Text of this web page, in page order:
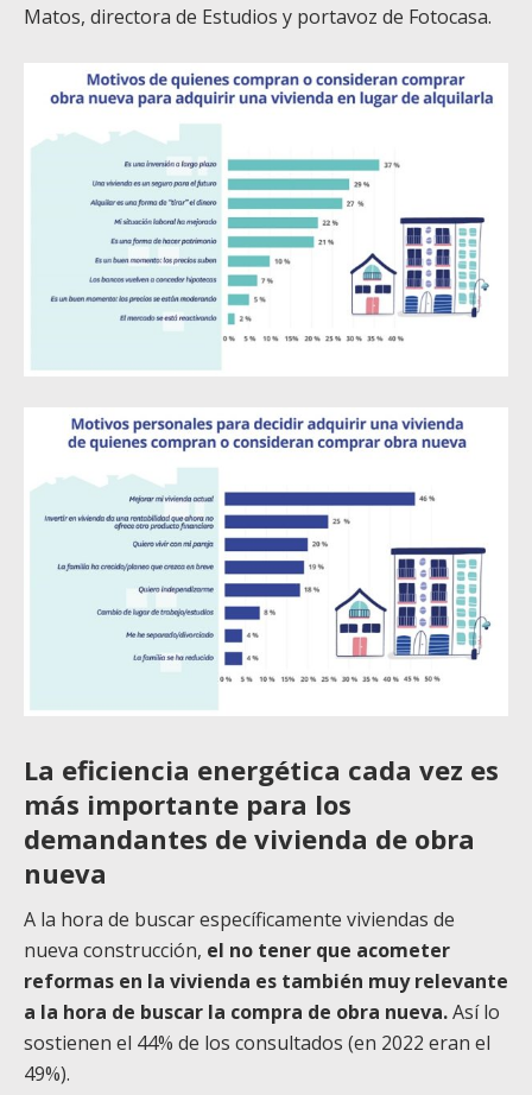
Matos, directora de Estudios y portavoz de Fotocasa.
La eficiencia energética cada vez es
más importante para los
demandantes de vivienda de obra
nueva
A la hora de buscar específicamente viviendas de
nueva construcción, el no tener que acometer
reformas en la vivienda es también muy relevante
a la hora de buscar la compra de obra nueva.Así lo
sostienen el 44% de los consultados (en 2022 eran el
49%).